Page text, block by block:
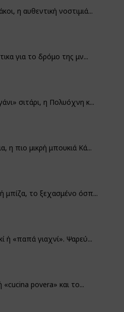
η αυθεντική νοστιμιά...
για το δρόμο της μν...
σιτάρι, η Πολυόχνη κ...
η πιο μικρή μπουκιά Κά...
μπίζα, το ξεχασμένο όσπ...
ή «παπά γιαχνί». Ψαρεύ...
«cucina povera» και το...